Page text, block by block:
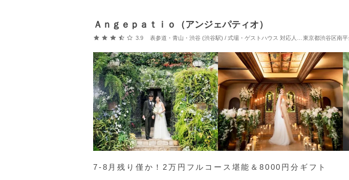
Ａｎｇｅｐａｔｉｏ（アンジェパティオ）
口コミ評価
3.9 表参道・青山・渋谷 (渋谷駅) / 式場・ゲストハウス 対応人数: 着席：30名 ～ 120名 東京都渋谷区南平
7-8月残り僅か！2万円フルコース堪能＆8000円分ギフト